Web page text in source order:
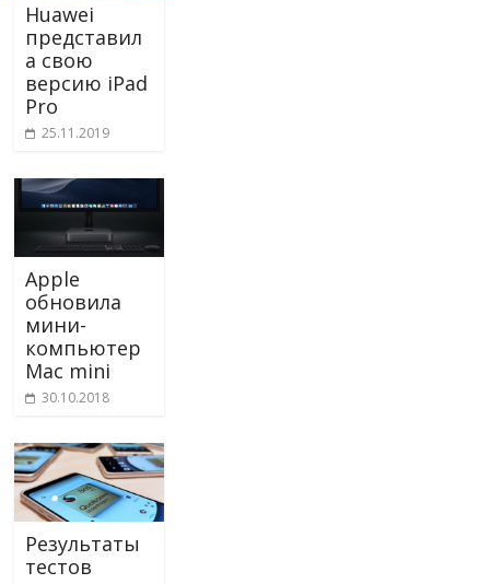
Huawei
представил
а свою
версию iPad
Pro
25.11.2019
Apple
обновила
мини-
компьютер
Mac mini
30.10.2018
Результаты
тестов